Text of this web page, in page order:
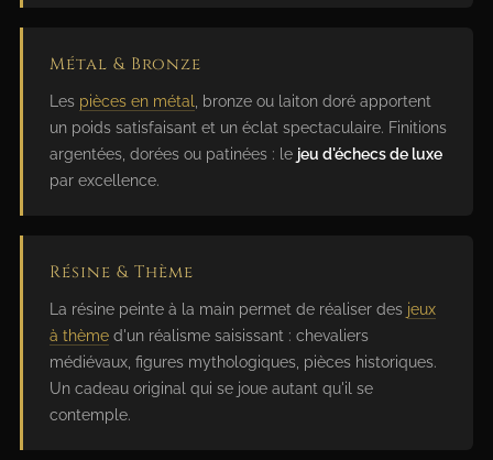
Métal & Bronze
Les pièces en métal, bronze ou laiton doré apportent
un poids satisfaisant et un éclat spectaculaire. Finitions
argentées, dorées ou patinées : le jeu d'échecs de luxe
par excellence.
Résine & Thème
La résine peinte à la main permet de réaliser des jeux
à thème d'un réalisme saisissant : chevaliers
médiévaux, figures mythologiques, pièces historiques.
Un cadeau original qui se joue autant qu'il se
contemple.